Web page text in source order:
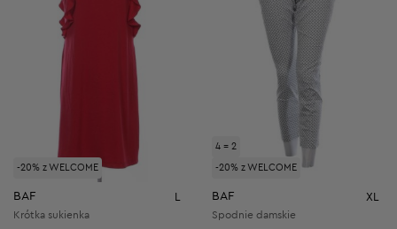
-20% z WELCOME
BAF
Krótka sukienka
4 = 2
-20% z WELCOME
BAF XL
Spodnie damskie